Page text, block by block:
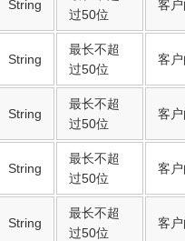
String
过50位
客
String
最长不超
过50位
客
String
最长不超
过50位
客
String
最长不超
过50位
客
String
最长不超
过50位
客